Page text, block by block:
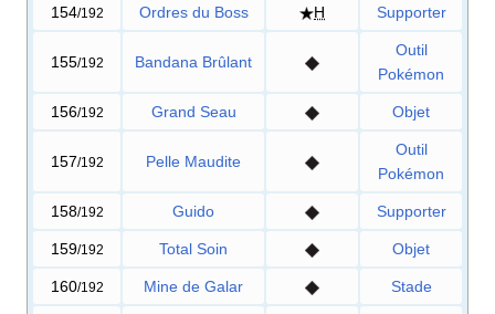
154/192 Ordres du Boss H Supporter
155/192 Bandana Brûlant
Outil
Pokémon
156/192 Grand Seau Objet
157/192 Pelle Maudite
Outil
Pokémon
158/192 Guido Supporter
159/192 Total Soin Objet
160/192 Mine de Galar Stade